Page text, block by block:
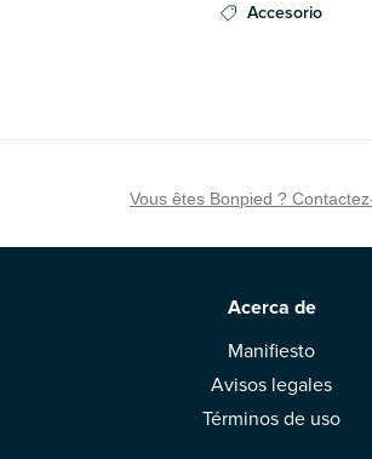
Accesorio
Vous êtes Bonpied ?
Acerca de
Manifiesto
Avisos legales
Términos de uso